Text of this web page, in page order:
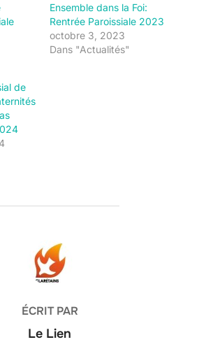
Ensemble dans la Foi:
Rentrée Paroissiale 2023
octobre 3, 2023
Dans "Actualités"
de
DE LA PUBLICATION
ÉCRIT PAR
Le Lien